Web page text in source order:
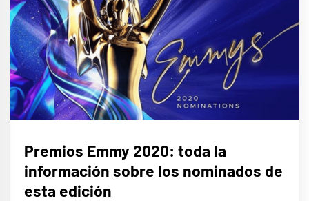
SERIES
Y TV
Premios Emmy 2020: toda la
información sobre los nominados de
esta edición